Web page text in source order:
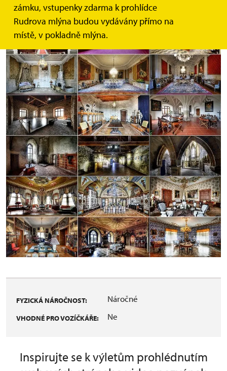
zámku, vstupenky zdarma k prohlídce
Rudrova mlýna budou vydávány přímo na
místě, v pokladně mlýna.
FYZICKÁ NÁROČNOST: Náročné
VHODNÉ PRO VOZÍČKÁŘE: Ne
Inspirujte se k výletům prohlédnutím